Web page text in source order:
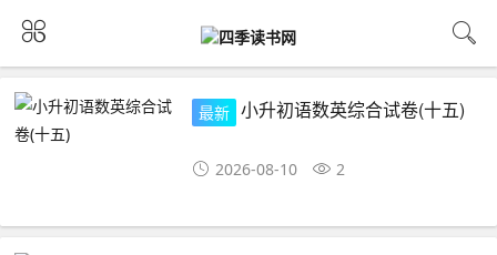
最新 小升初语数英综合试卷(十五)
2026-08-10 2